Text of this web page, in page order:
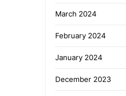
March 2024
February 2024
January 2024
December 2023